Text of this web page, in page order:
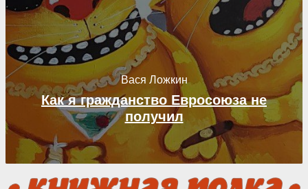
Вася Ложкин
Как я гражданство Евросоюза не
получил